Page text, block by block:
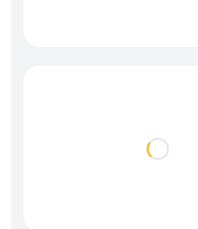
Loading...